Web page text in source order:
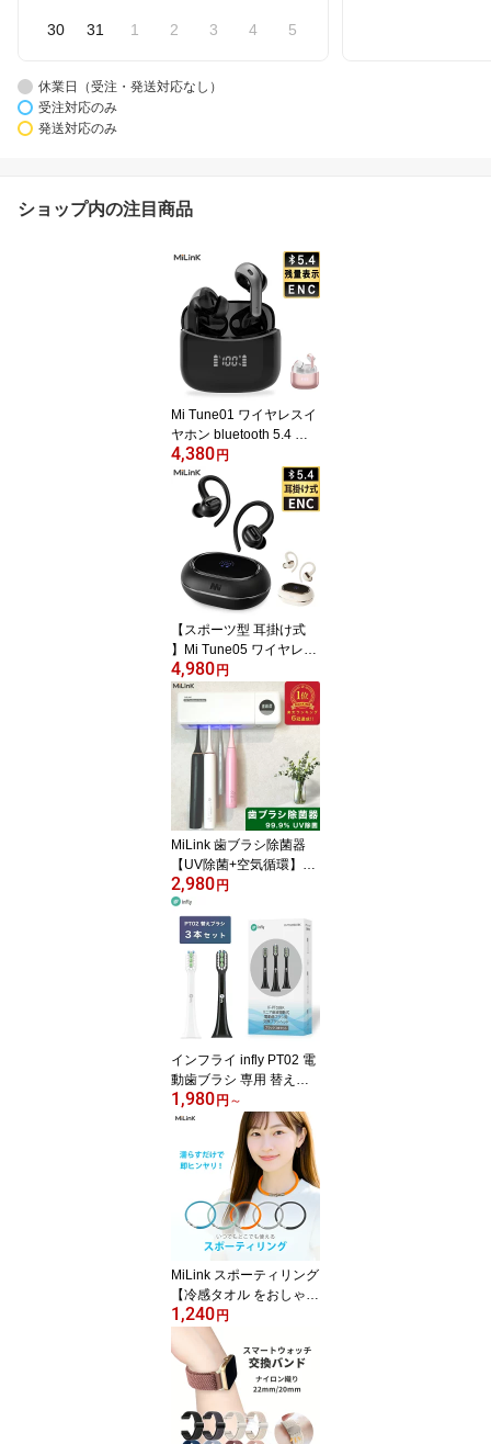
30 31 1 2 3 4 5
休業日（受注・発送対応なし）
受注対応のみ
発送対応のみ
ショップ内の注目商品
Mi Tune01 ワイヤレスイ
ヤホン bluetooth 5.4 バ
ッテリー 残量表示 ENC
ノイズキャンセリング 低
遅延 Hi-Fi 高音質 5時間
音楽再生 超軽量 小型 完
全 ワイヤレス ブルート
ゥース イヤホン マイク
付き 片耳 両耳 長時間 通
話 防水 スポーツ android
iphone 対応
4,380 円
【スポーツ型 耳掛け式
】Mi Tune05 ワイヤレス
イヤホン bluetooth 5.4
イヤホン 耳掛け ENC ノ
イズキャンセリング 完全
ワイヤレス ブルートゥー
ス イヤホン 耳かけ 落下
防止 両耳 片耳 高音質 マ
イク付き 長時間 通話 防
水 スポーツ ランニング i
Phone Android
4,980 円
MiLink 歯ブラシ除菌器
【UV除菌+空気循環】壁
掛け式 UV-C 歯ブラシ 除
菌機 除菌ケース 歯ブラ
シホルダー 吊り下げ 衛
生的 カビ防止 静音 USB
充電式 自動タイマー 自
動電源オフ機能 歯ブラシ
収納 電動歯ブラシ 対応
家族用 4本対応 日本語取
扱説明書付き [ホワイト]
2,980 円
インフライ infly PT02 電
動歯ブラシ 専用 替えブ
ラシ 交換ブラシ デュポ
ンブラシ やわらかめ キ
ャップ付き 子供 大人 ホ
ワイトニング 純正「白 /
1,980 円 ～
MiLink スポーティリング
【冷感タオル をおしゃれ
に】 ネックリング 水に
濡らして冷える クールネ
ックリング 冷感グッズ
首元 ひんやり 熱中症対
策 猛暑対策 スポーツ ラ
ンニング アウトドア レ
ジャー 通勤 通学 SPR50
1,240 円